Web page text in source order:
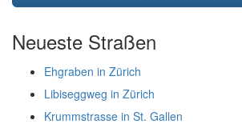
Neueste Straßen
Ehgraben in Zürich
Libiseggweg in Zürich
Krummstrasse in St. Gallen